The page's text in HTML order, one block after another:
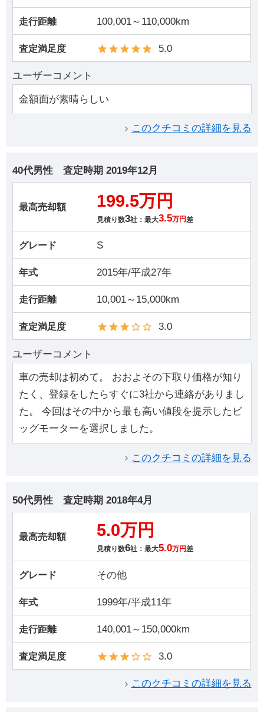
走行距離 100,001～110,000km
査定満足度 5.0
ユーザーコメント
金額面が素晴らしい
このクチコミの詳細を見る
40代男性 査定時期 2019年12月
最高売却額 199.5万円
見積り数3社：最大3.5万円 差
グレード S
年式 2015年/平成27年
走行距離 10,001～15,000km
査定満足度 3.0
ユーザーコメント
車の売却は初めて。 おおよその下取り価格が知り
たく、登録をしたらすぐに3社から連絡がありまし
た。 今回はその中から最も高い値段を提示したビ
ッグモーターを選択しました。
このクチコミの詳細を見る
50代男性 査定時期 2018年4月
最高売却額 5.0万円
見積り数6社：最大5.0万円差
グレード その他
年式 1999年/平成11年
走行距離 140,001～150,000km
査定満足度 3.0
このクチコミの詳細を見る